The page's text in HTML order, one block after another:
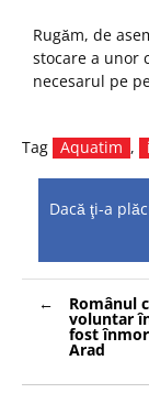
Rugăm, de
stocare a unor
necesarul pe
Tag Aquatim ,
Dacă ţi-a
Navigare
în
articole
Românul
voluntar
fost
Arad